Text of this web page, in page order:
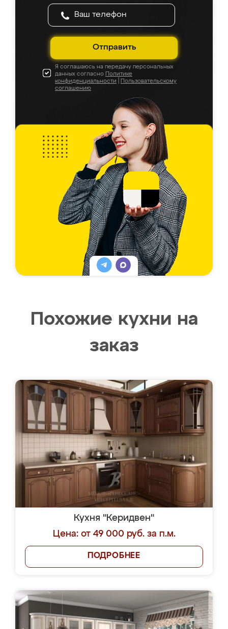
Отправить
Я соглашаюсь на передачу персональных
данных согласно Политике
конфиденциальности
Пользовательскому
соглашению
Похожие кухни на
заказ
Кухня "Керидвен"
Цена: от 49 000 руб. за п.м.
ПОДРОБНЕЕ